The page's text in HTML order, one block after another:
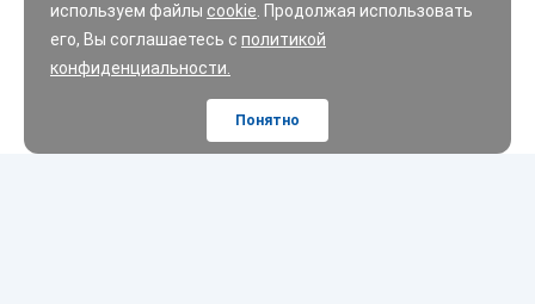
используем файлы cookie . Продолжая использовать
его, Вы соглашаетесь с политикой
конфиденциальности.
Понятно